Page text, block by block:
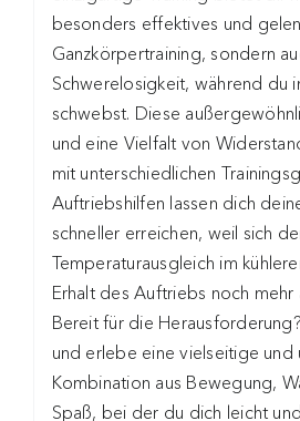
besonders effektives und
Ganzkörpertraining, sondern
Schwerelosigkeit, während du
schwebst. Diese
und eine Vielfalt von
mit unterschiedlichen
Auftriebshilfen lassen dich
schneller erreichen, weil sich
Temperaturausgleich im
Erhalt des Auftriebs noch mehr
Bereit für die
und erlebe eine vielseitige und
Kombination aus Bewegung,
Spaß, bei der du dich leicht